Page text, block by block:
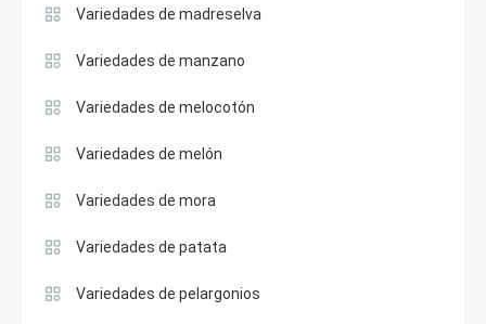
Variedades de madreselva
Variedades de manzano
Variedades de melocotón
Variedades de melón
Variedades de mora
Variedades de patata
Variedades de pelargonios